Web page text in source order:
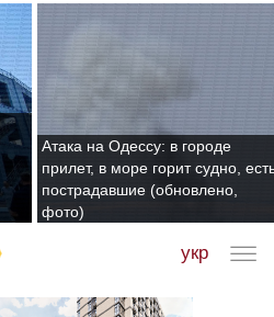
Атака на Одессу: в городе
прилет, в море горит судно,
пострадавшие (обновлено,
фото)
укр